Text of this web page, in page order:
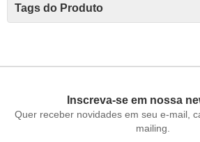
Tags do Produto
Inscreva-se em nossa
Quer receber novidades em seu e-mail,
mailing.